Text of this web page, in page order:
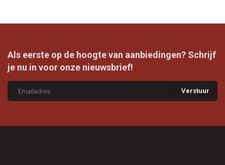
Als eerste op de hoogte van aanbiedingen? Schrijf
je nu in voor onze nieuwsbrief!
Verstuur